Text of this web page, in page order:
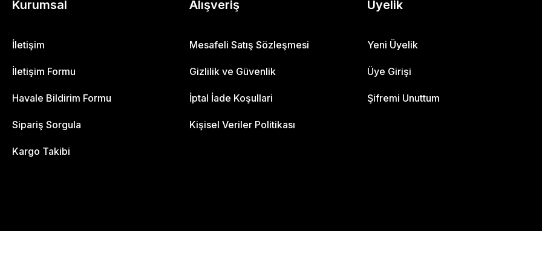
Kurumsal
İletişim
İletişim Formu
Havale Bildirim Formu
Sipariş Sorgula
Kargo Takibi
Alışveriş
Mesafeli Satış Sözleşmesi
Gizlilik ve Güvenlik
İptal İade Koşullari
Kişisel Veriler Politikası
Üyelik
Yeni Üyelik
Üye Girişi
Şifremi Unuttum